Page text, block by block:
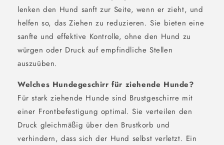
lenken den Hund sanft zur Seite, wenn er zieht, und
helfen so, das Ziehen zu reduzieren. Sie bieten eine
sanfte und effektive Kontrolle, ohne den Hund zu
würgen oder Druck auf empfindliche Stellen
auszuüben.
Welches Hundegeschirr für ziehende Hunde?
Für stark ziehende Hunde sind Brustgeschirre mit
einer Frontbefestigung optimal. Sie verteilen den
Druck gleichmäßig über den Brustkorb und
verhindern, dass sich der Hund selbst verletzt. Ein